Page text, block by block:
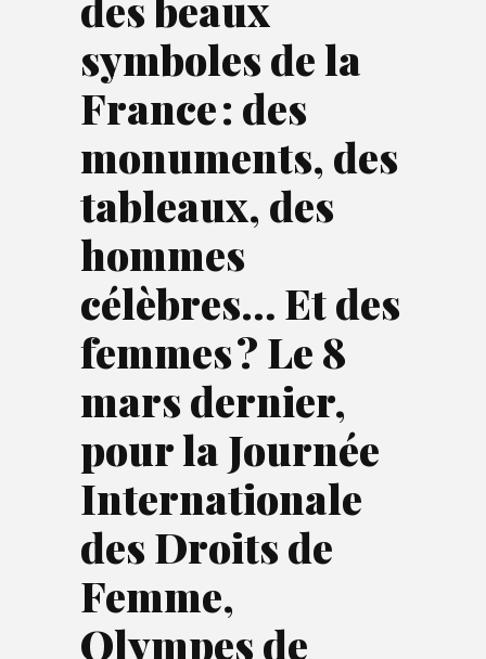
symboles de la
France : des
monuments, des
tableaux, des
hommes
célèbres… Et des
femmes ? Le 8
mars dernier,
pour la Journée
Internationale
des Droits de
Femme,
Olympes de